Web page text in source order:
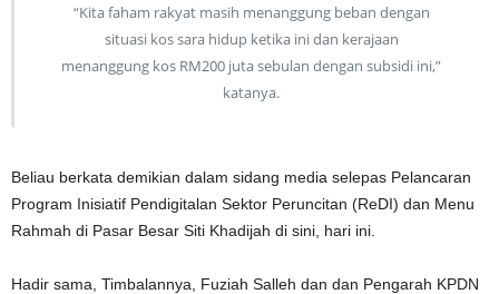
“Kita faham rakyat masih menanggung beban dengan
situasi kos sara hidup ketika ini dan kerajaan
menanggung kos RM200 juta sebulan dengan subsidi ini,”
katanya.
Beliau berkata demikian dalam sidang media selepas Pelancaran
Program Inisiatif Pendigitalan Sektor Peruncitan (ReDI) dan Menu
Rahmah di Pasar Besar Siti Khadijah di sini, hari ini.
Hadir sama, Timbalannya, Fuziah Salleh dan dan Pengarah KPDN